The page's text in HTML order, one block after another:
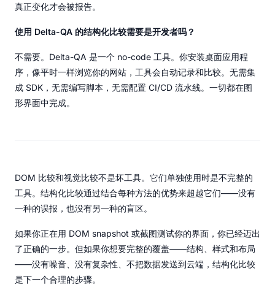
真正变化才会被报告。
使用 Delta-QA 的结构化比较需要是开发者吗？
不需要。Delta-QA 是一个 no-code 工具。你安装桌面应用程
序，像平时一样浏览你的网站，工具会自动记录和比较。无需集
成 SDK，无需编写脚本，无需配置 CI/CD 流水线。一切都在图
形界面中完成。
DOM 比较和视觉比较不是坏工具。它们单独使用时是不完整的
工具。结构化比较通过结合每种方法的优势来超越它们——没有
一种的误报，也没有另一种的盲区。
如果你正在用 DOM snapshot 或截图测试你的界面，你已经迈出
了正确的一步。但如果你想要完整的覆盖——结构、样式和布局
——没有噪音、没有复杂性、不把数据发送到云端，结构化比较
是下一个合理的步骤。